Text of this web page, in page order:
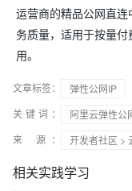
运营商的精品公网直
务质量，适用于按量
用。
文章标签： 弹性公网IP
关键词：
阿里云弹性公
来 源：
开发者社区 >
相关实践学习